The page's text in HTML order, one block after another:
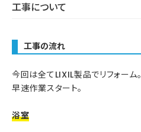
工事について
工事の流れ
今回は全てLIXIL製品でリフォーム。
早速作業スタート。
浴室